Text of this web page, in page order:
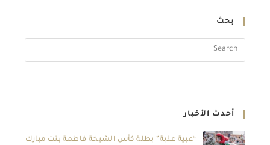
بحث
أحدث الأخبار
“عبية عذبة” بطلة كأس الشيخة فاطمة بنت مبارك